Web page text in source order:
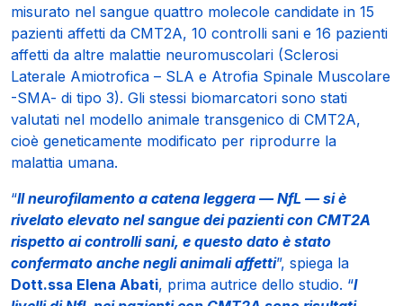
misurato nel sangue quattro molecole candidate in 15
pazienti affetti da CMT2A, 10 controlli sani e 16 pazienti
affetti da altre malattie neuromuscolari (Sclerosi
Laterale Amiotrofica – SLA e Atrofia Spinale Muscolare
-SMA- di tipo 3). Gli stessi biomarcatori sono stati
valutati nel modello animale transgenico di CMT2A,
cioè geneticamente modificato per riprodurre la
malattia umana.
“Il neurofilamento a catena leggera — NfL — si è
rivelato elevato nel sangue dei pazienti con CMT2A
rispetto ai controlli sani, e questo dato è stato
confermato anche negli animali affetti”, spiega la
Dott.ssa Elena Abati, prima autrice dello studio. “I